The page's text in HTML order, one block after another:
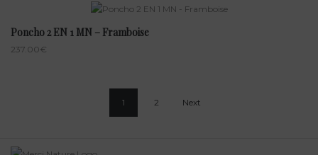
Poncho 2 EN 1 MN – Framboise
237.00€
1 2 Next